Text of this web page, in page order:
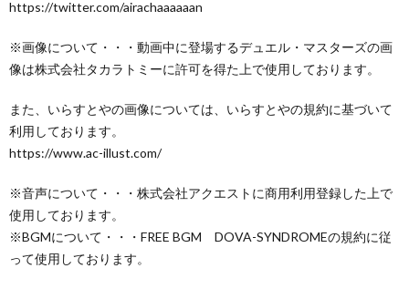
https://twitter.com/airachaaaaaan​
※画像について・・・動画中に登場するデュエル・マスターズの画
像は株式会社タカラトミーに許可を得た上で使用しております。
また、いらすとやの画像については、いらすとやの規約に基づいて
利用しております。
https://www.ac-illust.com/​
※音声について・・・株式会社アクエストに商用利用登録した上で
使用しております。
※BGMについて・・・FREE BGM DOVA-SYNDROMEの規約に従
って使用しております。